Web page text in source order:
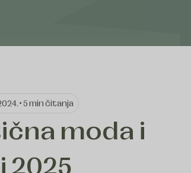
• 5 min čitanja
moda i